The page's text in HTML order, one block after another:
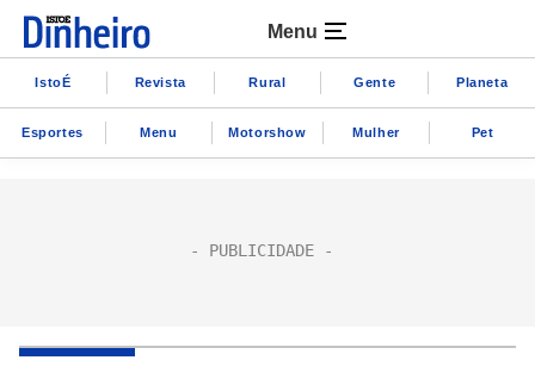
Menu
IstoÉ Revista Rural Gente Planeta
Esportes Menu Motorshow Mulher Pet